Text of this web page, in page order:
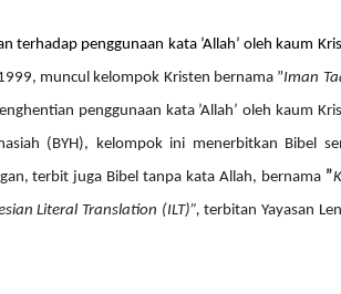
terhadap penggunaan kata ’Allah’ oleh kaum
muncul kelompok Kristen bernama ”Iman
penggunaan kata ’Allah’ oleh kaum
(BYH), kelompok ini menerbitkan Bibel
terbit juga Bibel tanpa kata Allah, bernama”
Literal Translation (ILT)”,terbitan Yayasan